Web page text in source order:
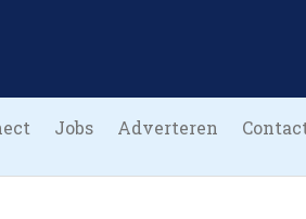
Jobs Adverteren